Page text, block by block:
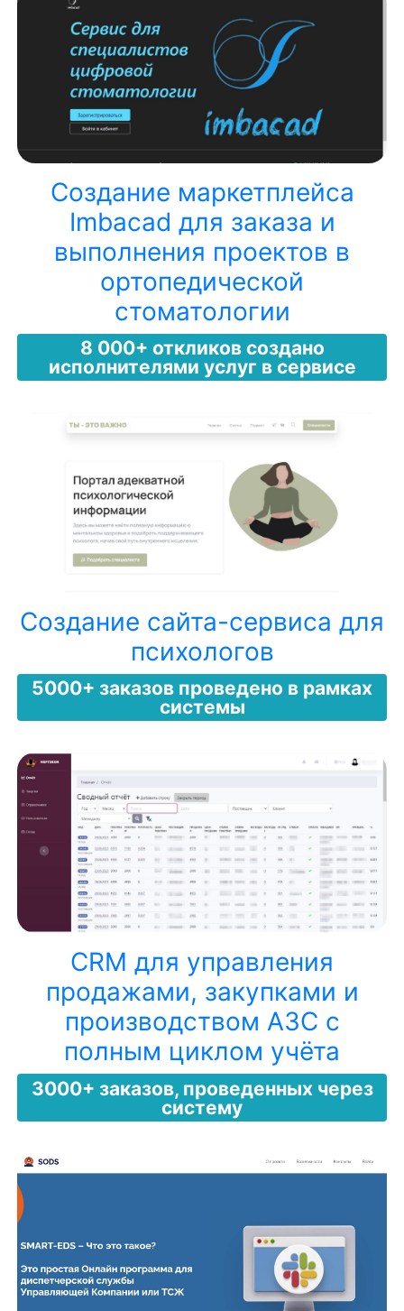
Создание маркетплейса
Imbacad для заказа и
выполнения проектов в
ортопедической
стоматологии
8 000+ откликов создано
исполнителями услуг в сервисе
Создание сайта-сервиса для
психологов
5000+ заказов проведено в рамках
системы
CRM для управления
продажами, закупками и
производством АЗС с
полным циклом учёта
3000+ заказов, проведенных через
систему